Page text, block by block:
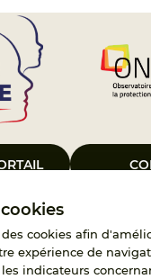
cookies afin
expérience de
indicateurs
Public France Enfance
d’assurer les missions
des adoptants et de
origines personnelles.